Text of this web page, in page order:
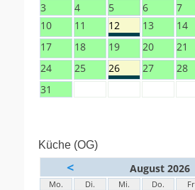
3
4 5 6 7
10
11 12 13 14
17
18 19 20 21
24
25 26 27 28
31
Küche (OG)
< August 2026
Mo. Di. Mi. Do.